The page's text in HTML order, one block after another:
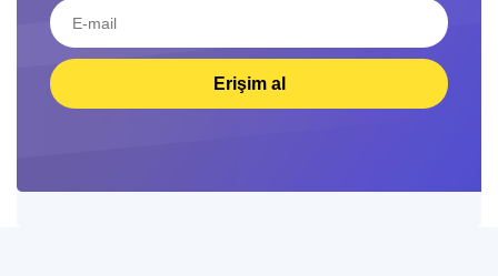
Erişim al